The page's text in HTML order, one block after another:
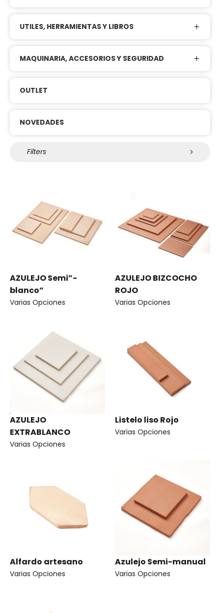
UTILES, HERRAMIENTAS Y LIBROS
MAQUINARIA, ACCESORIOS Y SEGURIDAD
OUTLET
NOVEDADES
Filters
AZULEJO Semi”-
blanco”
Varias Opciones
AZULEJO BIZCOCHO
ROJO
Varias Opciones
AZULEJO
EXTRABLANCO
Varias Opciones
Listelo liso Rojo
Varias Opciones
Alfardo artesano
Varias Opciones
Azulejo Semi-manual
Varias Opciones